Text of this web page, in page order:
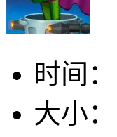
时间：
大小：